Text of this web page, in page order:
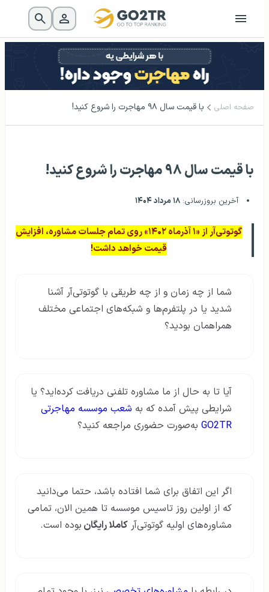
صفحه اصلی با قیمت سال ۹۸ مهاجرت را شروع کنید!
با قیمت سال ۹۸ مهاجرت را شروع کنید!
آخرین بروزرسانی: ۱۸ مرداد ۱۴۰۴
گوتوتی‌آر از «۱ آذرماه ۱۴۰۲» روی تمام جلسات مشاوره، افزایش
قیمت خواهد داشت!
شما از چه زمان و از چه طریقی با گوتوتی‌آر آشنا
شدید یا در پلتفرم‌ها و شبکه‌های اجتماعی مختلف
همراهمان بودید؟
آیا تا به حال از ما مشاوره تلفنی دریافت کرده‌اید؟ یا
شرایطی پیش آمده که به شعب موسسه مهاجرتی
GO2TR به‌صورت حضوری مراجعه کنید؟
اگر این اتفاق برای شما افتاده باشد، حتما می‌دانید
که از اولین روز تاسیس موسسه تا همین الان، تمامی
مشاوره‌های اولیه گوتوتی‌آر کاملا رایگان بوده است.